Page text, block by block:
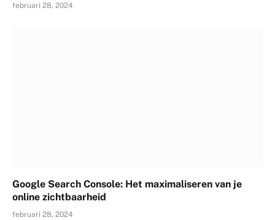
februari 28, 2024
Google Search Console: Het maximaliseren van je
online zichtbaarheid
februari 28, 2024